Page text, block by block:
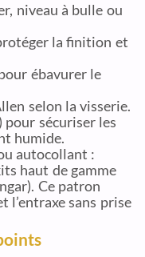
niveau à bulle ou
la finition et
ébavurer le
selon la visserie.
sécuriser les
humide.
autocollant :
haut de gamme
Ce patron
l’entraxe sans prise